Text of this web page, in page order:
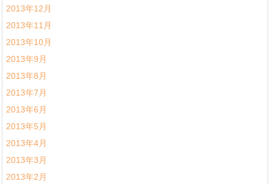
2013年12月
2013年11月
2013年10月
2013年9月
2013年8月
2013年7月
2013年6月
2013年5月
2013年4月
2013年3月
2013年2月